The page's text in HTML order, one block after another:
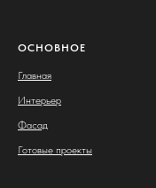
ОСНОВНОЕ
Главная
Интерьер
Фасад
Готовые проекты